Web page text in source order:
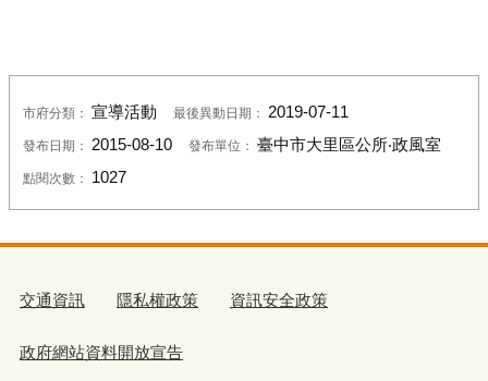
市府分類： 宣導活動 最後異動日期： 2019-07-11
發布日期： 2015-08-10 發布單位： 臺中市大里區公所‧政風室
點閱次數： 1027
交通資訊 隱私權政策 資訊安全政策
政府網站資料開放宣告